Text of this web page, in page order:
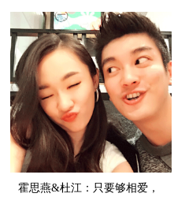
霍思燕&杜江：只要够相爱，